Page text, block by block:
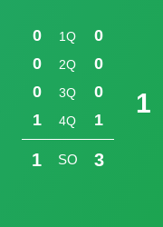
0 1Q
0
0
2Q
0
0
3Q
0
1
4Q 1
1 SO 3
1